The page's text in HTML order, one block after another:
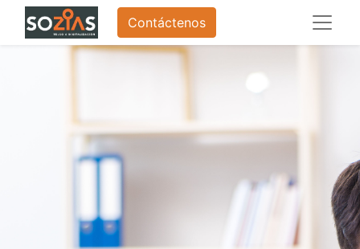
Contáctenos